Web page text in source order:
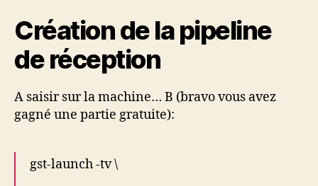
Création de la pipeline
de réception
A saisir sur la machine… B (bravo vous avez
gagné une partie gratuite):
gst-launch -tv \